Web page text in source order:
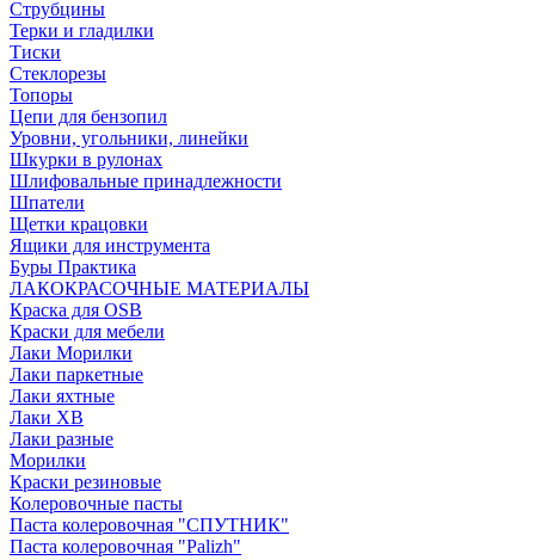
Струбцины
Терки и гладилки
Тиски
Стеклорезы
Топоры
Цепи для бензопил
Уровни, угольники, линейки
Шкурки в рулонах
Шлифовальные принадлежности
Шпатели
Щетки крацовки
Ящики для инструмента
Буры Практика
ЛАКОКРАСОЧНЫЕ МАТЕРИАЛЫ
Краска для OSB
Краски для мебели
Лаки Морилки
Лаки паркетные
Лаки яхтные
Лаки ХВ
Лаки разные
Морилки
Краски резиновые
Колеровочные пасты
Паста колеровочная "СПУТНИК"
Паста колеровочная "Palizh"